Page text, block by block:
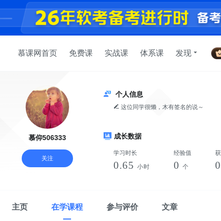
慕课网首页 免费课 实战课 体系课 发现
慕仰506333
关注
个人信息
这位同学很懒，木有签名的说～
成长数据
学习时长
0.65 小时
经验值
0 个
主页 在学课程 参与评价 文章